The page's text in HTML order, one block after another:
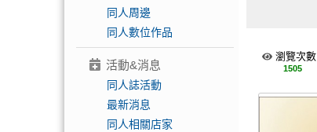
同人周邊
同人數位作品
活動&消息
同人誌活動
最新消息
同人相關店家
瀏覽次數
1505